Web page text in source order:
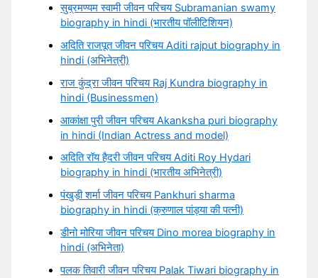
सुब्रमण्यम स्वामी जीवन परिचय Subramanian swamy
biography in hindi (भारतीय पॉलीटिशियन)
अदिति राजपूत जीवन परिचय Aditi rajput biography in
hindi (अभिनेत्री)
राज कुंद्रा जीवन परिचय Raj Kundra biography in
hindi (Businessmen)
आकांक्षा पुरी जीवन परिचय Akanksha puri biography
in hindi (Indian Actress and model)
अदिति रॉय हैदरी जीवन परिचय Aditi Roy Hydari
biography in hindi (भारतीय अभिनेत्री)
पंखुड़ी शर्मा जीवन परिचय Pankhuri sharma
biography in hindi (क्रुणाल पांड्या की पत्नी)
डीनो मोरिया जीवन परिचय Dino morea biography in
hindi (अभिनेता)
पलक तिवारी जीवन परिचय Palak Tiwari biography in